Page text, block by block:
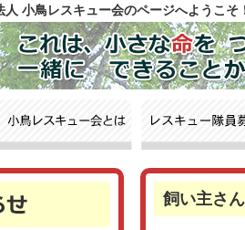
小鳥レスキュー会のページへようこそ
飼い主さ